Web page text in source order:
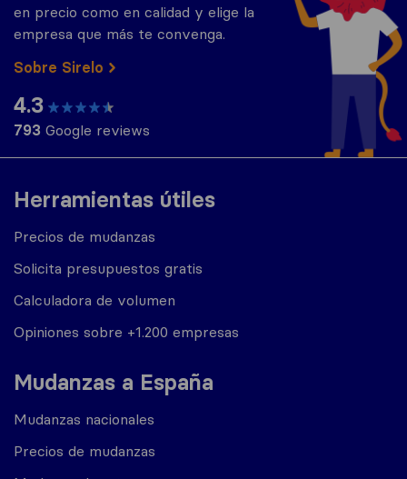
Herramientas útiles
Precios de mudanzas
Solicita presupuestos gratis
Calculadora de volumen
Opiniones sobre +1.200 empresas
Mudanzas a España
Mudanzas nacionales
Precios de mudanzas
en precio como en calidad y elige la
empresa que más te convenga.
Sobre Sirelo
4.3
793 Google reviews